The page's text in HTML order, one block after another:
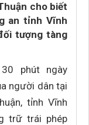
cho biết
an tỉnh Vĩnh
tượng tàng
phút ngày
người dân tại
tỉnh Vĩnh
trữ trái phép